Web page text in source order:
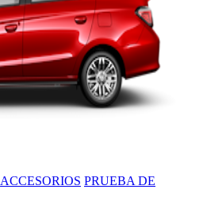
ACCESORIOS PRUEBA DE